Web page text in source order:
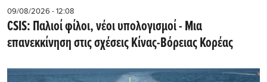
09/08/2026 - 12:08
CSIS: Παλιοί φίλοι, νέοι υπολογισμοί - Μια
επανεκκίνηση στις σχέσεις Κίνας-Βόρειας Κορέας